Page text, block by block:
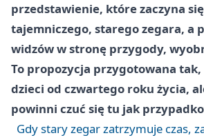
przedstawienie, które zaczyna
tajemniczego, starego zegara, a
widzów w stronę przygody,
To propozycja przygotowana tak,
dzieci od czwartego roku życia,
powinni czuć się tu jak
Gdy stary zegar zatrzymuje czas,